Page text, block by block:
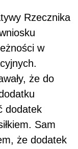
Rzecznika
w
że do
dodatek
Sam
że dodatek